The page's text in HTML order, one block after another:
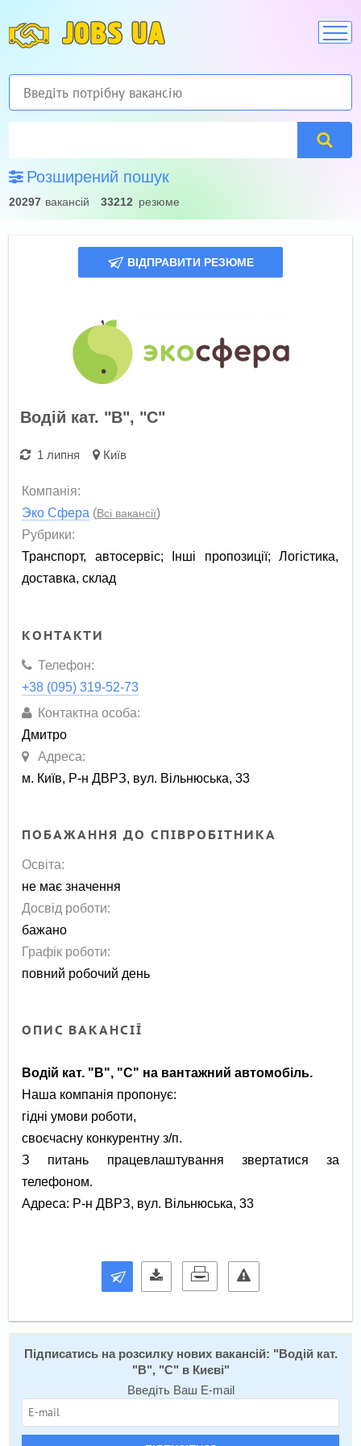
JOBS UA
Розширений пошук
20297 вакансій 33212 резюме
ВІДПРАВИТИ РЕЗЮМЕ
Водій кат. "В", "С"
1 липня Київ
Компанія:
Эко Сфера (Всі вакансії)
Рубрики:
Транспорт, автосервіс; Інші пропозиції;Логістика,
доставка, склад
КОНТАКТИ
Телефон:
+38 (095) 319-52-73
Контактна особа:
Дмитро
Адреса:
м. Київ, Р-н ДВРЗ, вул. Вільнюська, 33
ПОБАЖАННЯ ДО СПІВРОБІТНИКА
Освіта:
не має значення
Досвід роботи:
бажано
Графік роботи:
повний робочий день
ОПИС ВАКАНСІЇ
Водій кат. "В", "С" на вантажний автомобіль.
Наша компанія пропонує:
гідні умови роботи,
своєчасну конкурентну з/п.
З питань працевлаштування звертатися за
телефоном.
Адреса: Р-н ДВРЗ, вул. Вільнюська, 33
Підписатись на розсилку нових вакансій: " Водій кат.
"В", "С" в Києві"
Введіть Ваш E-mail